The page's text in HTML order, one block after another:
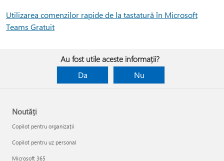
Utilizarea comenzilor rapide de la tastatură în Microsoft
Teams Gratuit
Au fost utile aceste informații?
Da
Nu
Noutăți
Copilot pentru organizații
Copilot pentru uz personal
Microsoft 365